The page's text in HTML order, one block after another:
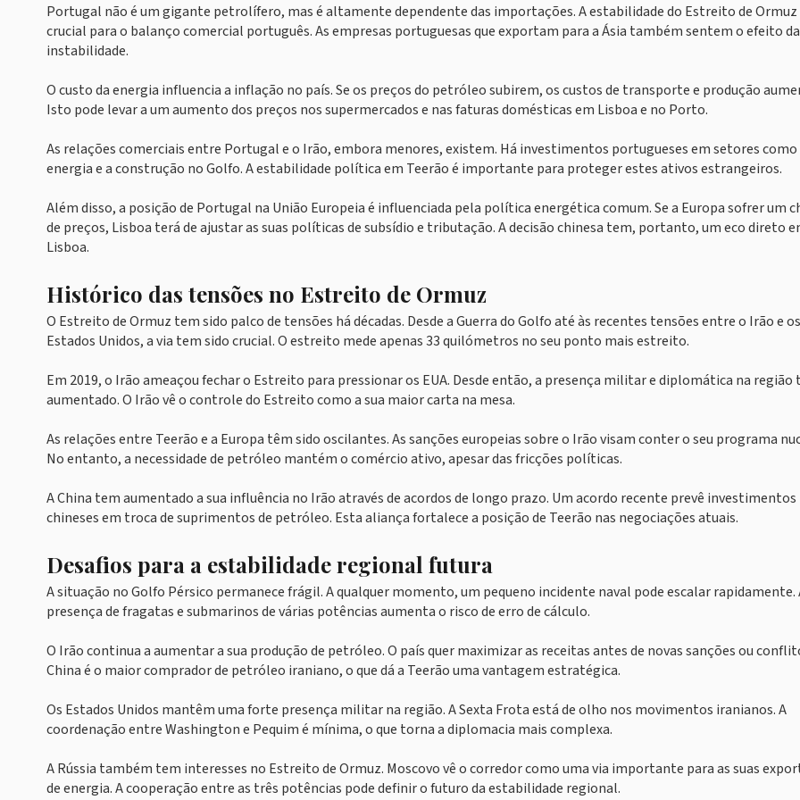
Portugal não é um gigante petrolífero, mas é altamente dependente das importações. A estabilidade do Estreito de Ormuz
crucial para o balanço comercial português. As empresas portuguesas que exportam para a Ásia também sentem o efeito da
instabilidade.
O custo da energia influencia a inflação no país. Se os preços do petróleo subirem, os custos de transporte e produção
Isto pode levar a um aumento dos preços nos supermercados e nas faturas domésticas em Lisboa e no Porto.
As relações comerciais entre Portugal e o Irão, embora menores, existem. Há investimentos portugueses em setores como
energia e a construção no Golfo. A estabilidade política em Teerão é importante para proteger estes ativos estrangeiros.
Além disso, a posição de Portugal na União Europeia é influenciada pela política energética comum. Se a Europa sofrer um
de preços, Lisboa terá de ajustar as suas políticas de subsídio e tributação. A decisão chinesa tem, portanto, um eco direto
Lisboa.
Histórico das tensões no Estreito de Ormuz
O Estreito de Ormuz tem sido palco de tensões há décadas. Desde a Guerra do Golfo até às recentes tensões entre o Irão e os
Estados Unidos, a via tem sido crucial. O estreito mede apenas 33 quilómetros no seu ponto mais estreito.
Em 2019, o Irão ameaçou fechar o Estreito para pressionar os EUA. Desde então, a presença militar e diplomática na região
aumentado. O Irão vê o controle do Estreito como a sua maior carta na mesa.
As relações entre Teerão e a Europa têm sido oscilantes. As sanções europeias sobre o Irão visam conter o seu programa
No entanto, a necessidade de petróleo mantém o comércio ativo, apesar das fricções políticas.
A China tem aumentado a sua influência no Irão através de acordos de longo prazo. Um acordo recente prevê investimentos
chineses em troca de suprimentos de petróleo. Esta aliança fortalece a posição de Teerão nas negociações atuais.
Desafios para a estabilidade regional futura
A situação no Golfo Pérsico permanece frágil. A qualquer momento, um pequeno incidente naval pode escalar rapidamente.
presença de fragatas e submarinos de várias potências aumenta o risco de erro de cálculo.
O Irão continua a aumentar a sua produção de petróleo. O país quer maximizar as receitas antes de novas sanções ou
China é o maior comprador de petróleo iraniano, o que dá a Teerão uma vantagem estratégica.
Os Estados Unidos mantêm uma forte presença militar na região. A Sexta Frota está de olho nos movimentos iranianos. A
coordenação entre Washington e Pequim é mínima, o que torna a diplomacia mais complexa.
A Rússia também tem interesses no Estreito de Ormuz. Moscovo vê o corredor como uma via importante para as suas
de energia. A cooperação entre as três potências pode definir o futuro da estabilidade regional.